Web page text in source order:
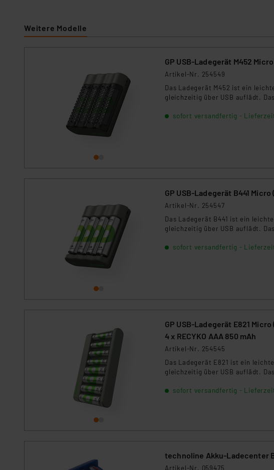
Unsere Kooperation mit diesen
Kommission sowie einer eigenen
Daten, verbundenen Risiken.“
Weitere Modelle
GP USB-Ladegerät M452
Artikel-Nr. 254549
Das Ladegerät M452 ist ein
gleichzeitig über USB auflädt.
sofort versandfertig -
GP USB-Ladegerät B441
Artikel-Nr. 254547
Das Ladegerät B441 ist ein
gleichzeitig über USB auflädt.
sofort versandfertig -
GP USB-Ladegerät E821
4 x RECYKO AAA 850 mAh
Artikel-Nr. 254545
Das Ladegerät E821 ist ein
gleichzeitig über USB auflädt.
sofort versandfertig -
technoline Akku-Ladecenter
Artikel-Nr. 059475